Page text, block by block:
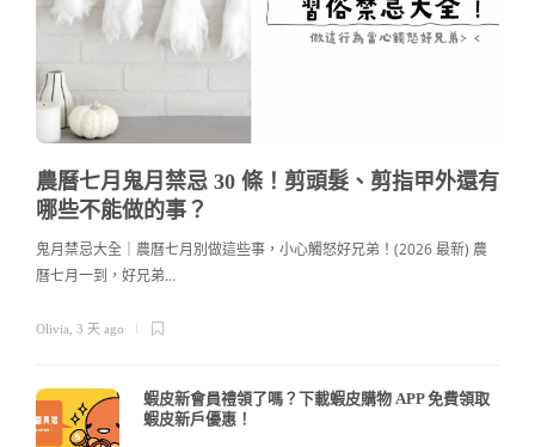
農曆七月鬼月禁忌 30 條！剪頭髮、剪指甲外還有
哪些不能做的事？
鬼月禁忌大全｜農曆七月別做這些事，小心觸怒好兄弟！(2026 最新) 農
曆七月一到，好兄弟…
Olivia 3 天 ago
蝦皮新會員禮領了嗎？下載蝦皮購物 APP 免費領取
蝦皮新戶優惠！